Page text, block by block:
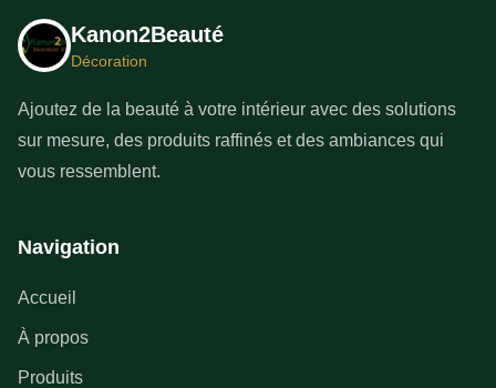
Kanon2Beauté
Décoration
Ajoutez de la beauté à votre intérieur avec des solutions
sur mesure, des produits raffinés et des ambiances qui
vous ressemblent.
Navigation
Accueil
À propos
Produits